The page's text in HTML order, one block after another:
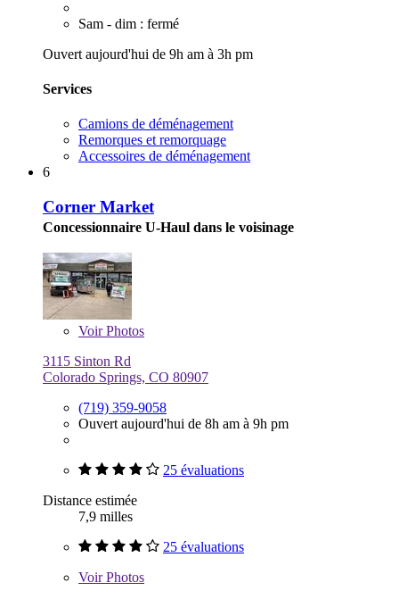
Sam - dim : fermé
Ouvert aujourd'hui de 9h am à 3h pm
Services
Camions de déménagement
Remorques et remorquage
Accessoires de déménagement
6
Corner Market
Concessionnaire U-Haul dans le voisinage
VoirPhotos
3115 Sinton Rd
Colorado Springs, CO 80907
(719) 359-9058
Ouvert aujourd'hui de 8h am à 9h pm
25 évaluations
Distance estimée
7,9 milles
25 évaluations
VoirPhotos